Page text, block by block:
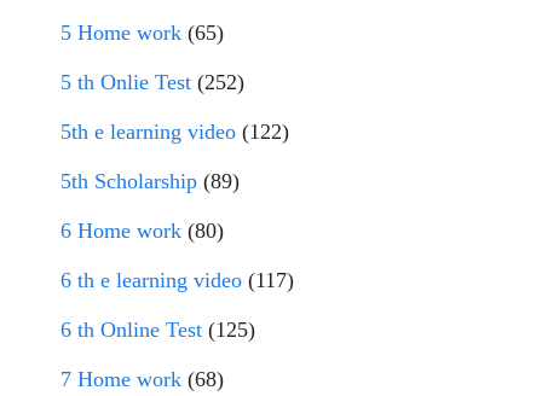
5 Home work (65)
5 th Onlie Test (252)
5th e learning video (122)
5th Scholarship (89)
6 Home work (80)
6 th e learning video (117)
6 th Online Test (125)
7 Home work (68)